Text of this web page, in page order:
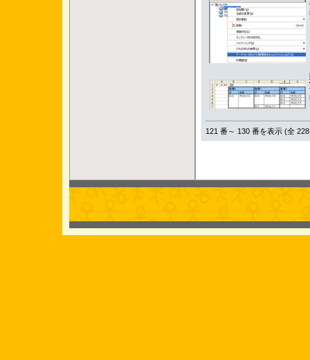
121 番～ 130 番を表示 (全